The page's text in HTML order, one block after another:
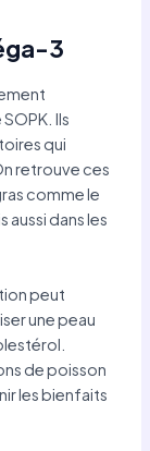
3
Ils
qui
retrouve ces
comme le
aussi dans les
peut
une peau
de poisson
les bienfaits